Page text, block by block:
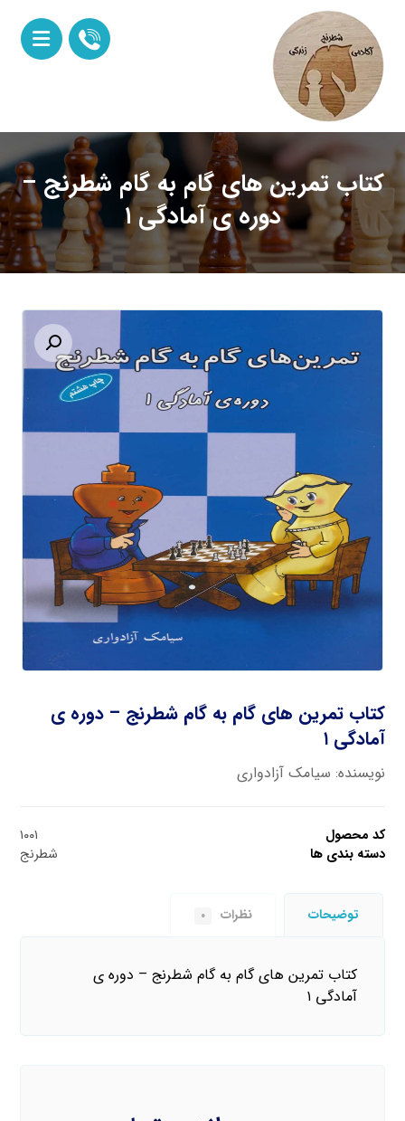
کتاب تمرین های گام به گام شطرنج –
دوره ی آمادگی ۱
Enlarge the image
کتاب تمرین های گام به گام شطرنج – دوره ی
آمادگی ۱
نویسنده: سیامک آزادواری
کد محصول
۱۰۰۱
دسته بندی ها
شطرنج
توضیحات نظرات ۰
کتاب تمرین های گام به گام شطرنج – دوره ی
آمادگی ۱